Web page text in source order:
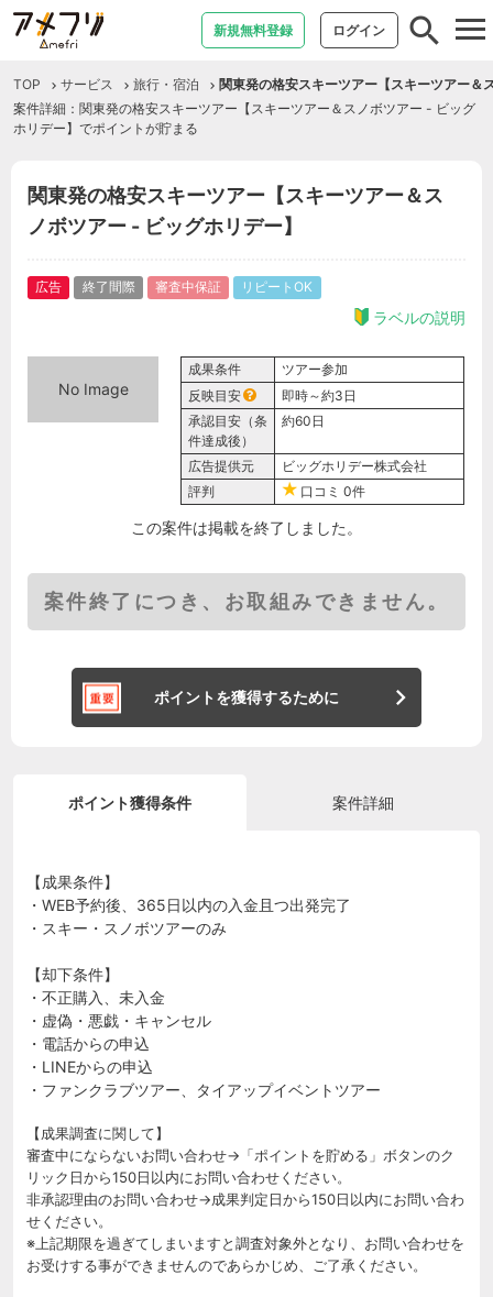
新規無料登録 ログイン
TOP サービス 旅行・宿泊
関東発の格安スキーツアー【スキーツアー＆
案件詳細：関東発の格安スキーツアー【スキーツアー＆スノボツアー - ビッグ
ホリデー】でポイントが貯まる
関東発の格安スキーツアー【スキーツアー＆ス
ノボツアー - ビッグホリデー】
広告 終了間際 審査中保証 リピートOK
ラベルの説明
No Image
成果条件
ツアー参加
反映目安
即時～約3日
承認目安（条
件達成後）
約60日
広告提供元
ビッグホリデー株式会社
評判
口コミ 0件
この案件は掲載を終了しました。
案件終了につき、お取組みできません。
ポイントを獲得するために
ポイント獲得条件 案件詳細
【成果条件】
・WEB予約後、365日以内の入金且つ出発完了
・スキー・スノボツアーのみ
【却下条件】
・不正購入、未入金
・虚偽・悪戯・キャンセル
・電話からの申込
・LINEからの申込
・ファンクラブツアー、タイアップイベントツアー
【成果調査に関して】
審査中にならないお問い合わせ→「ポイントを貯める」ボタンのク
リック日から150日以内にお問い合わせください。
非承認理由のお問い合わせ→成果判定日から150日以内にお問い合わ
せください。
※上記期限を過ぎてしまいますと調査対象外となり、お問い合わせを
お受けする事ができませんのであらかじめ、ご了承ください。